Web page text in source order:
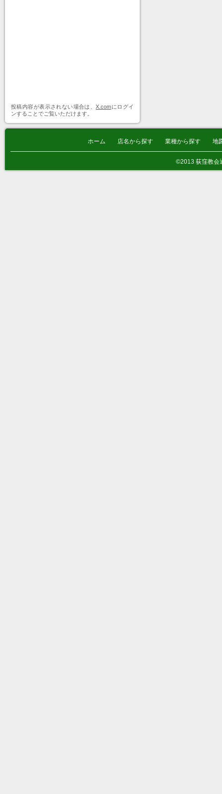
投稿内容が表示されない場合は、X.comにログイ
ンすることでご覧いただけます。
ホーム 店名から探す 業種から探す 地
©2013 荻窪教会